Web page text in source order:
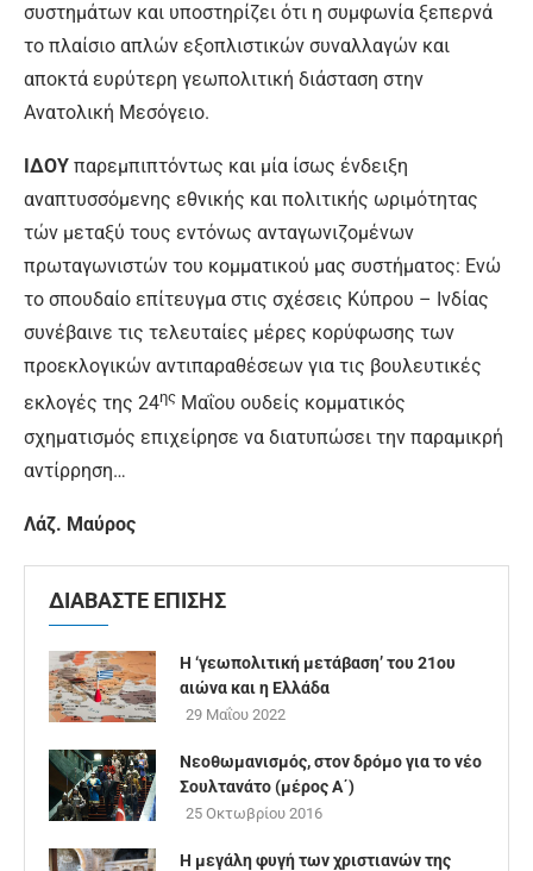
συστημάτων και υποστηρίζει ότι η συμφωνία ξεπερνά
το πλαίσιο απλών εξοπλιστικών συναλλαγών και
αποκτά ευρύτερη γεωπολιτική διάσταση στην
Ανατολική Μεσόγειο.
ΙΔΟΥ παρεμπιπτόντως και μία ίσως ένδειξη
αναπτυσσόμενης εθνικής και πολιτικής ωριμότητας
τών μεταξύ τους εντόνως ανταγωνιζομένων
πρωταγωνιστών του κομματικού μας συστήματος: Ενώ
το σπουδαίο επίτευγμα στις σχέσεις Κύπρου – Ινδίας
συνέβαινε τις τελευταίες μέρες κορύφωσης των
προεκλογικών αντιπαραθέσεων για τις βουλευτικές
εκλογές της 24ης Μαΐου ουδείς κομματικός
σχηματισμός επιχείρησε να διατυπώσει την παραμικρή
αντίρρηση…
Λάζ. Μαύρος
ΔΙΑΒΑΣΤΕ ΕΠΙΣΗΣ
Η ‘γεωπολιτική μετάβαση’ του 21ου
αιώνα και η Ελλάδα
29 Μαΐου 2022
Νεοθωμανισμός, στον δρόμο για το νέο
Σουλτανάτο (μέρος Α΄)
25 Οκτωβρίου 2016
Η μεγάλη φυγή των χριστιανών της